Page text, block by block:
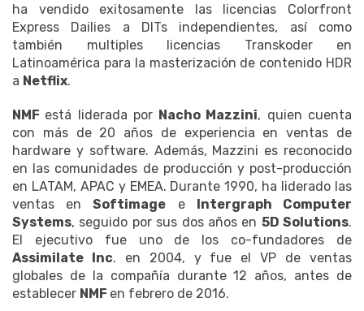
ha vendido exitosamente las licencias Colorfront
Express Dailies a DITs independientes, así como
también multiples licencias Transkoder en
Latinoamérica para la masterización de contenido HDR
a Netflix.
NMF está liderada por Nacho Mazzini, quien cuenta
con más de 20 años de experiencia en ventas de
hardware y software. Además, Mazzini es reconocido
en las comunidades de producción y post-producción
en LATAM, APAC y EMEA. Durante 1990, ha liderado las
ventas enSoftimage e Intergraph Computer
Systems, seguido por sus dos años en 5D Solutions.
El ejecutivo fue uno de los co-fundadores de
Assimilate Inc. en 2004, y fue el VP de ventas
globales de la compañía durante 12 años, antes de
establecer NMF en febrero de 2016.